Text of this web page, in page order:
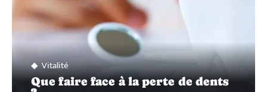
Vitalité
Que faire face à la perte de dents